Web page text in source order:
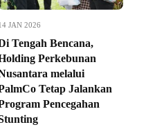
JAN 2026
Tengah Bencana,
Perkebunan
melalui
Tetap Jalankan
Pencegahan